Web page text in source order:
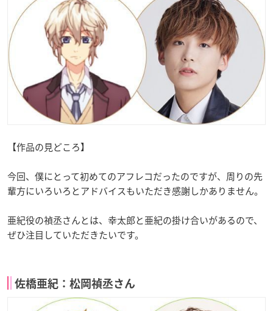
【作品の見どころ】
今回、僕にとって初めてのアフレコだったのですが、周りの先
輩方にいろいろとアドバイスもいただき感謝しかありません。
亜紀役の禎丞さんとは、幸太郎と亜紀の掛け合いがあるので、
ぜひ注目していただきたいです。
佐橋亜紀：松岡禎丞さん